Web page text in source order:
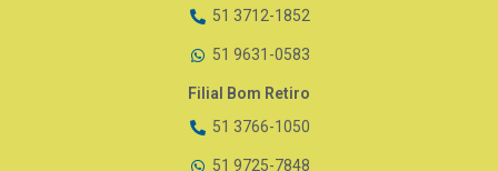
51 3712-1852
51 9631-0583
Filial Bom Retiro
51 3766-1050
51 9725-7848